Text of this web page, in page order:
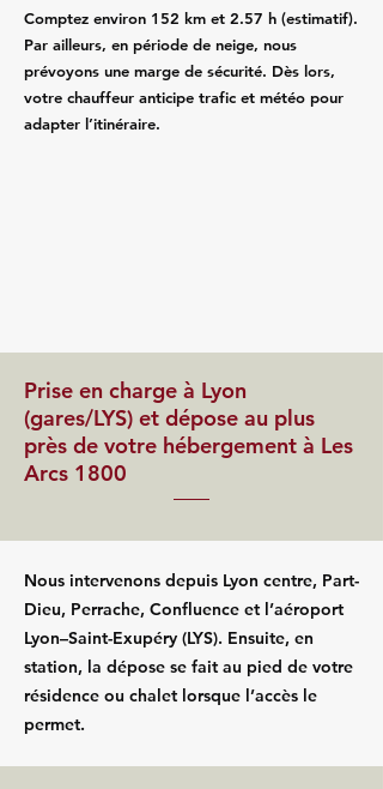
Comptez environ 152 km et 2.57 h (estimatif).
Par ailleurs, en période de neige, nous
prévoyons une marge de sécurité. Dès lors,
votre chauffeur anticipe trafic et météo pour
adapter l’itinéraire.
Prise en charge à Lyon
(gares/LYS) et dépose au plus
près de votre hébergement à Les
Arcs 1800
Nous intervenons depuis Lyon centre, Part-
Dieu, Perrache, Confluence et l’aéroport
Lyon–Saint-Exupéry (LYS). Ensuite, en
station, la dépose se fait au pied de votre
résidence ou chalet lorsque l’accès le
permet.